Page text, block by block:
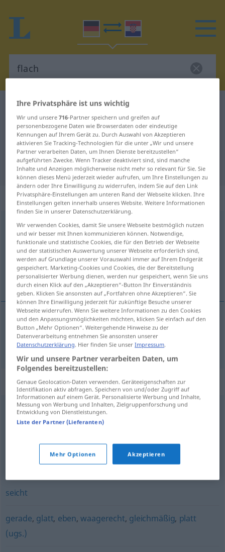
Deutsch-Kroatisch Wörterbuch
Deutsch-Kroatisch Übersetzung für
"flach"
"flach" Kroatisch Übersetzung
„flach“: Adjektiv
flachadj
Übersicht aller Übersetzungen
(Für mehr Details die Übersetzung anklicken/antippen)
plitak, plosnat
plitak,plosnat flach
Synonyme für "flach"
platt,schlecht, billig,derb,primitiv
tief
belanglos,platt (ugs.),oberflächlich,seicht
seicht
gerade, glatt, eben,waagerecht, gleichmäßig, platt
(ugs.)
Ihre Privatsphäre ist uns wichtig
Wir und unsere716-Partner speichern und greifen auf
personenbezogene Daten wie Browserdaten oder eindeutige
Kennungen auf Ihrem Gerät zu. Durch Auswahl von Akzeptieren
aktivieren Sie Tracking-Technologien für die unter „Wir und unsere
Partner verarbeiten Daten, um Ihnen Dienste bereitzustellen“
aufgeführten Zwecke. Wenn Tracker deaktiviert sind, sind manche
Inhalte und Anzeigen möglicherweise nicht mehr so relevant für Sie. Sie
können dieses Menü jederzeit wieder aufrufen, um Ihre Einstellungen zu
ändern oder Ihre Einwilligung zu widerrufen, indem Sie auf den Link
Privatsphäre-Einstellungen am unteren Rand der Webseite klicken. Ihre
Einstellungen gelten innerhalb unseres Website. Weitere Informationen
finden Sie in unserer Datenschutzerklärung.
Wir verwenden Cookies, damit Sie unsere Webseite bestmöglich nutzen
und wir besser mit Ihnen kommunizieren können. Notwendige,
funktionale und statistische Cookies, die für den Betrieb der Webseite
und der statistischen Auswertung unserer Webseite erforderlich sind,
werden auf Grundlage unserer Vorauswahl immer auf Ihrem Endgerät
gespeichert. Marketing-Cookies und Cookies, die der Bereitstellung
personalisierter Werbung dienen, werden nur gespeichert, wenn Sie uns
durch einen Klick auf den „Akzeptieren“-Button Ihr Einverständnis
geben. Klicken Sie ansonsten auf „Fortfahren ohne Akzeptieren“. Sie
können Ihre Einwilligung jederzeit für zukünftige Besuche unserer
Webseite widerrufen. Wenn Sie weitere Informationen zu den Cookies
und den Anpassungsmöglichkeiten möchten, klicken Sie einfach auf den
Button „Mehr Optionen“. Weitergehende Hinweise zu der
Datenverarbeitung entnehmen Sie ansonsten unserer
Datenschutzerklärung. Hier finden Sie unserImpressum.
Wir und unsere Partner verarbeiten Daten, um
Folgendes bereitzustellen:
Genaue Geolocation-Daten verwenden. Geräteeigenschaften zur
Identifikation aktiv abfragen. Speichern von und/oder Zugriff auf
Informationen auf einem Gerät. Personalisierte Werbung und Inhalte,
Messung von Werbung und Inhalten, Zielgruppenforschung und
Entwicklung von Dienstleistungen.
Liste der Partner (Lieferanten)
Mehr Optionen Akzeptieren